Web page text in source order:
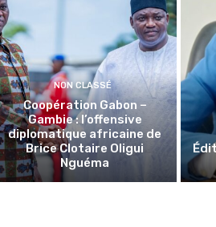
NON CLASSÉ
Coopération Gabon –
Gambie : l’offensive
diplomatique africaine de
Brice Clotaire Oligui
Nguéma